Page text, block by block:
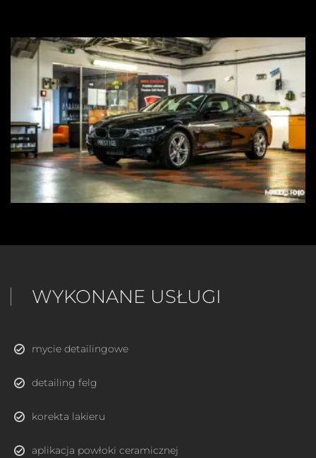
WYKONANE USŁUGI
mycie detailingowe
detailing felg
korekta lakieru
aplikacja powłoki ceramicznej